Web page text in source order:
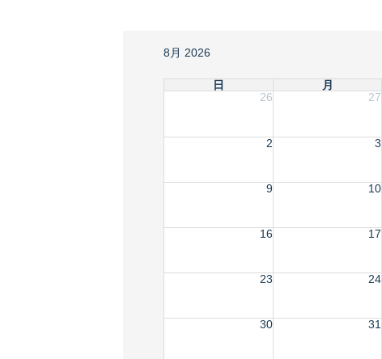
8月 2026
日 月
26
27
2 3
9 10
16 17
23 24
30 31